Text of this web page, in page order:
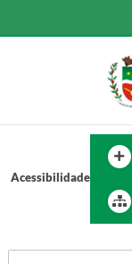
Acessibilidade